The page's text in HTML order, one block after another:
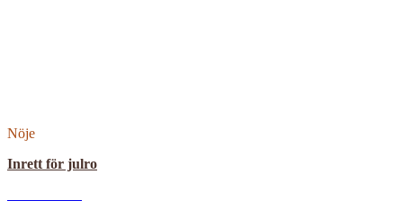
Nöje
Inrett för julro